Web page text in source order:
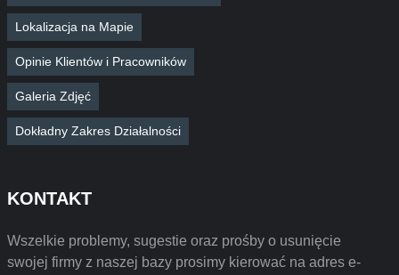
Lokalizacja na Mapie
Opinie Klientów i Pracowników
Galeria Zdjęć
Dokładny Zakres Działalności
KONTAKT
Wszelkie problemy, sugestie oraz prośby o usunięcie
swojej firmy z naszej bazy prosimy kierować na adres e-